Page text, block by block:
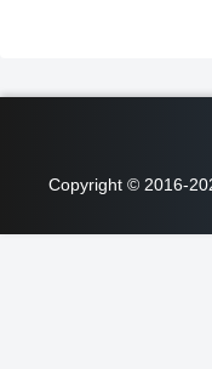
Copyright © 2016-